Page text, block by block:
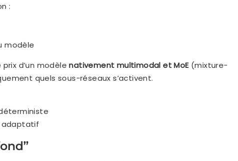
:
modèle
prix d’un modèlenativement multimodal et MoE (mixture-
quels sous-réseaux s’activent.
adaptatif